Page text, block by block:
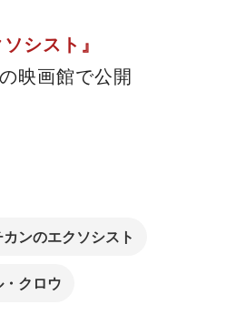
シスト』
映画館で公開
カンのエクソシスト
・クロウ